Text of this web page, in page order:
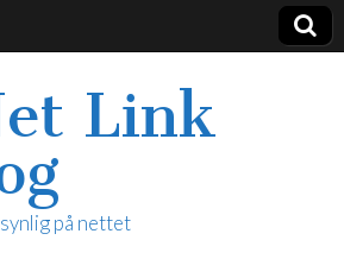
Link
på nettet